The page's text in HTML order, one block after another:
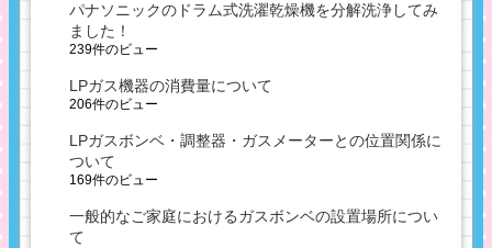
パナソニックのドラム式洗濯乾燥機を分解洗浄してみ
ました！
239件のビュー
LPガス機器の消費量について
206件のビュー
LPガスボンベ・調整器・ガスメーターとの位置関係に
ついて
169件のビュー
一般的なご家庭におけるガスボンベの設置場所につい
て